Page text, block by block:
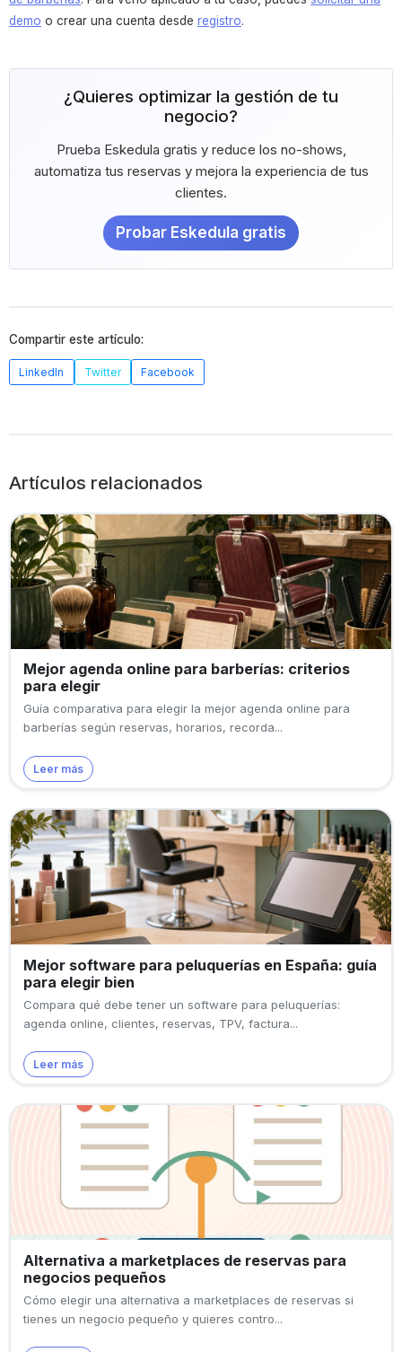
demo o crear una cuenta desderegistro.
¿Quieres optimizar la gestión de tu
negocio?
Prueba Eskedula gratis y reduce los no-shows,
automatiza tus reservas y mejora la experiencia de tus
clientes.
Probar Eskedula gratis
Compartir este artículo:
LinkedIn Twitter Facebook
Artículos relacionados
Mejor agenda online para barberías: criterios
para elegir
Guía comparativa para elegir la mejor agenda online para
barberías según reservas, horarios, recorda...
Leer más
Mejor software para peluquerías en España: guía
para elegir bien
Compara qué debe tener un software para peluquerías:
agenda online, clientes, reservas, TPV, factura...
Leer más
Alternativa a marketplaces de reservas para
negocios pequeños
Cómo elegir una alternativa a marketplaces de reservas si
tienes un negocio pequeño y quieres contro...